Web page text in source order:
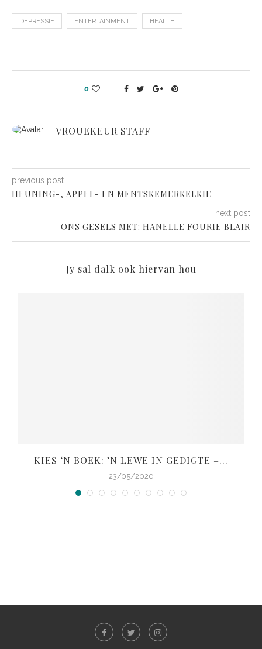
DEPRESSIE ENTERTAINMENT HEALTH
0
VROUEKEUR STAFF
previous post
HEUNING-, APPEL- EN MENTSKEMERKELKIE
next post
ONS GESELS MET: HANELLE FOURIE BLAIR
Jy sal dalk ook hiervan hou
KIES ‘N BOEK: ’N LEWE IN GEDIGTE –...
23/05/2020